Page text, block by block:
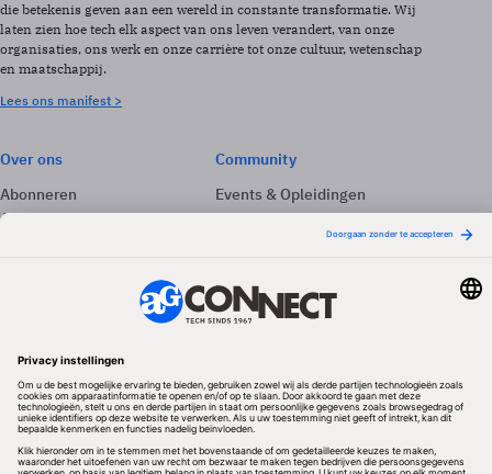
die betekenis geven aan een wereld in constante transformatie. Wij
laten zien hoe tech elk aspect van ons leven verandert, van onze
organisaties, ons werk en onze carrière tot onze cultuur, wetenschap
en maatschappij.
Lees ons manifest >
Over ons
Abonneren
Adverteren
Community
Events & Opleidingen
Nieuwsbrieven
Volg ons
Redactionele partner